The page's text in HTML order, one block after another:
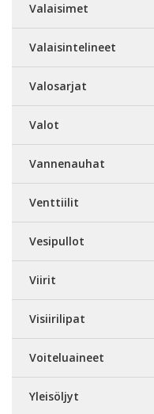
Valaisimet
Valaisintelineet
Valosarjat
Valot
Vannenauhat
Venttiilit
Vesipullot
Viirit
Visiirilipat
Voiteluaineet
Yleisöljyt